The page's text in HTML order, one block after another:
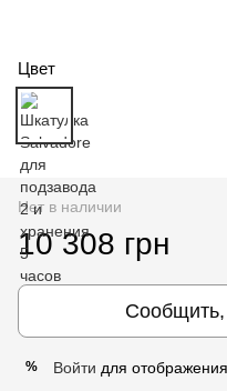
Цвет
Нет в наличии
10 308 грн
Сообщить,
% Войти для